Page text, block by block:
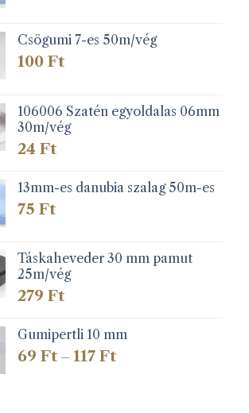
279 Ft
Csögumi 7-es 50m/vég
100Ft
106006 Szatén egyoldalas 06mm
30m/vég
24Ft
13mm-es danubia szalag 50m-es
75Ft
Táskaheveder 30 mm pamut
25m/vég
279Ft
Gumipertli 10 mm
69Ft – 117FtÁrtartomány: